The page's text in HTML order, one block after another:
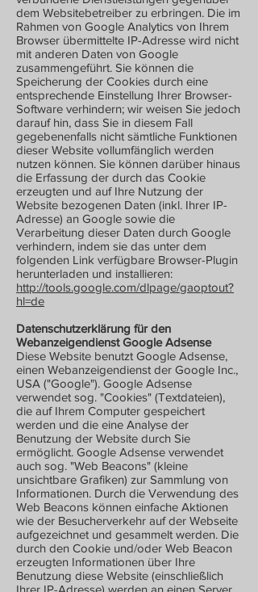
dem Websitebetreiber zu erbringen. Die im
Rahmen von Google Analytics von Ihrem
Browser übermittelte IP-Adresse wird nicht
mit anderen Daten von Google
zusammengeführt. Sie können die
Speicherung der Cookies durch eine
entsprechende Einstellung Ihrer Browser-
Software verhindern; wir weisen Sie jedoch
darauf hin, dass Sie in diesem Fall
gegebenenfalls nicht sämtliche Funktionen
dieser Website vollumfänglich werden
nutzen können. Sie können darüber hinaus
die Erfassung der durch das Cookie
erzeugten und auf Ihre Nutzung der
Website bezogenen Daten (inkl. Ihrer IP-
Adresse) an Google sowie die
Verarbeitung dieser Daten durch Google
verhindern, indem sie das unter dem
folgenden Link verfügbare Browser-Plugin
herunterladen und installieren:
http://tools.google.com/dlpage/gaoptout?
hl=de
Datenschutzerklärung für den
Webanzeigendienst Google Adsense
Diese Website benutzt Google Adsense,
einen Webanzeigendienst der Google Inc.,
USA ("Google"). Google Adsense
verwendet sog. "Cookies" (Textdateien),
die auf Ihrem Computer gespeichert
werden und die eine Analyse der
Benutzung der Website durch Sie
ermöglicht. Google Adsense verwendet
auch sog. "Web Beacons" (kleine
unsichtbare Grafiken) zur Sammlung von
Informationen. Durch die Verwendung des
Web Beacons können einfache Aktionen
wie der Besucherverkehr auf der Webseite
aufgezeichnet und gesammelt werden. Die
durch den Cookie und/oder Web Beacon
erzeugten Informationen über Ihre
Benutzung diese Website (einschließlich
Ihrer IP-Adresse) werden an einen Server